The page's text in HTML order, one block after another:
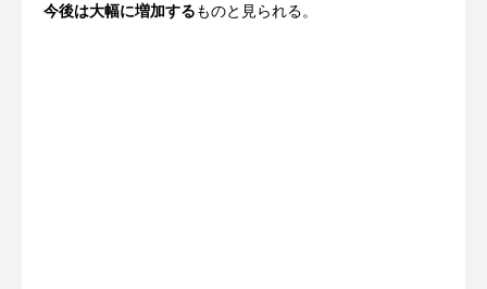
今後は大幅に増加する ものと見られる。